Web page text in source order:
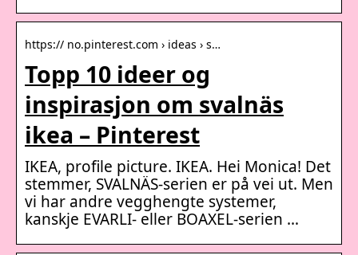
https:// no.pinterest.com › ideas › s…
Topp 10 ideer og
inspirasjon om svalnäs
ikea – Pinterest
IKEA, profile picture. IKEA. Hei Monica! Det
stemmer, SVALNÄS-serien er på vei ut. Men
vi har andre vegghengte systemer,
kanskje EVARLI- eller BOAXEL-serien …